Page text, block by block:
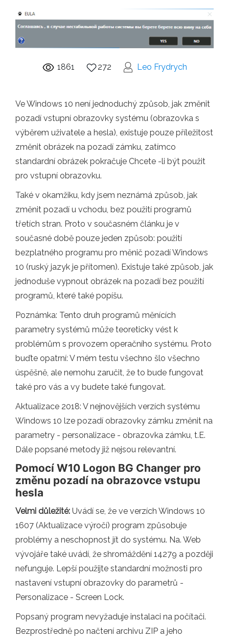
1861 272 Leo Frydrych
Ve Windows 10 není jednoduchý způsob, jak změnit
pozadí vstupní obrazovky systému (obrazovka s
výběrem uživatele a hesla), existuje pouze příležitost
změnit obrázek na pozadí zámku, zatímco
standardní obrázek pokračuje Chcete -li být použit
pro vstupní obrazovku.
Také v okamžiku, kdy jsem neznámá způsob, jak
změnit pozadí u vchodu, bez použití programů
třetích stran. Proto v současném článku je v
současné době pouze jeden způsob: použití
bezplatného programu pro měnič pozadí Windows
10 (ruský jazyk je přítomen). Existuje také způsob, jak
jednoduše vypnout obrázek na pozadí bez použití
programů, které také popíšu.
Poznámka: Tento druh programů měnících
parametry systémů může teoreticky vést k
problémům s provozem operačního systému. Proto
buďte opatrní: V mém testu všechno šlo všechno
úspěšně, ale nemohu zaručit, že to bude fungovat
také pro vás a vy budete také fungovat.
Aktualizace 2018: V nejnovějších verzích systému
Windows 10 lze pozadí obrazovky zámku změnit na
parametry - personalizace - obrazovka zámku, t.E.
Dále popsané metody již nejsou relevantní.
Pomocí W10 Logon BG Changer pro
změnu pozadí na obrazovce vstupu
hesla
Velmi důležité: Uvádí se, že ve verzích Windows 10
1607 (Aktualizace výročí) program způsobuje
problémy a neschopnost jít do systému. Na. Web
vývojáře také uvádí, že shromáždění 14279 a později
nefunguje. Lepší použijte standardní možnosti pro
nastavení vstupní obrazovky do parametrů -
Personalizace - Screen Lock.
Popsaný program nevyžaduje instalaci na počítači.
Bezprostředně po načtení archivu ZIP a jeho